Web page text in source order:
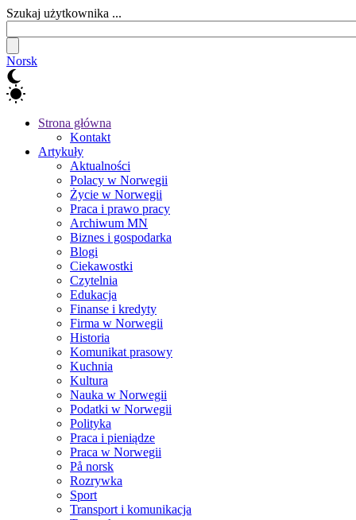
Szukaj użytkownika ...
Norsk
Strona główna
Kontakt
Artykuły
Aktualności
Polacy w Norwegii
Życie w Norwegii
Praca i prawo pracy
Archiwum MN
Biznes i gospodarka
Blogi
Ciekawostki
Czytelnia
Edukacja
Finanse i kredyty
Firma w Norwegii
Historia
Komunikat prasowy
Kuchnia
Kultura
Nauka w Norwegii
Podatki w Norwegii
Polityka
Praca i pieniądze
Praca w Norwegii
På norsk
Rozrywka
Sport
Transport i komunikacja